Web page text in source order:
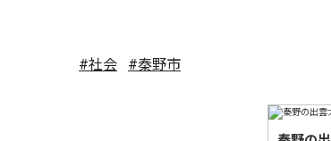
#社会 #秦野市